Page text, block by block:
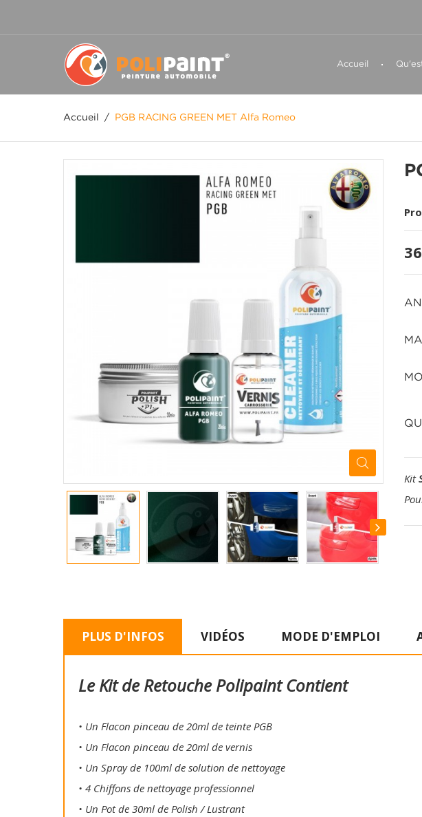
Accueil
Accueil / PGB RACING GREEN MET Alfa Romeo
Kit
PLUS D'INFOS VIDÉOS MODE D'EMPLOI
Le Kit de Retouche Polipaint Contient
• Un Flacon pinceau de 20ml de teinte PGB
• Un Flacon pinceau de 20ml de vernis
• Un Spray de 100ml de solution de nettoyage
• 4 Chiffons de nettoyage professionnel
• Un Pot de 30ml de Polish / Lustrant